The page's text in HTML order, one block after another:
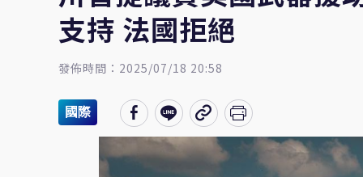
支持 法國拒絕
發佈時間：2025/07/18 20:58
國際